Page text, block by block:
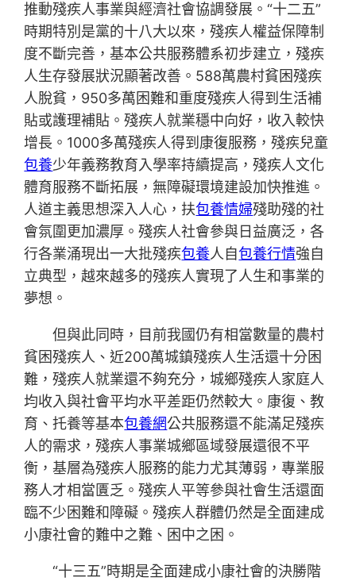
推動殘疾人事業與經濟社會協調發展。“十二五”
時期特別是黨的十八大以來，殘疾人權益保障制
度不斷完善，基本公共服務體系初步建立，殘疾
人生存發展狀況顯著改善。588萬農村貧困殘疾
人脫貧，950多萬困難和重度殘疾人得到生活補
貼或護理補貼。殘疾人就業穩中向好，收入較快
增長。1000多萬殘疾人得到康復服務，殘疾兒童
包養少年義務教育入學率持續提高，殘疾人文化
體育服務不斷拓展，無障礙環境建設加快推進。
人道主義思想深入人心，扶包養情婦殘助殘的社
會氛圍更加濃厚。殘疾人社會參與日益廣泛，各
行各業涌現出一大批殘疾包養人自包養行情強自
立典型，越來越多的殘疾人實現了人生和事業的
夢想。
但與此同時，目前我國仍有相當數量的農村
貧困殘疾人、近200萬城鎮殘疾人生活還十分困
難，殘疾人就業還不夠充分，城鄉殘疾人家庭人
均收入與社會平均水平差距仍然較大。康復、教
育、托養等基本包養網公共服務還不能滿足殘疾
人的需求，殘疾人事業城鄉區域發展還很不平
衡，基層為殘疾人服務的能力尤其薄弱，專業服
務人才相當匱乏。殘疾人平等參與社會生活還面
臨不少困難和障礙。殘疾人群體仍然是全面建成
小康社會的難中之難、困中之困。
“十三五”時期是全面建成小康社會的決勝階